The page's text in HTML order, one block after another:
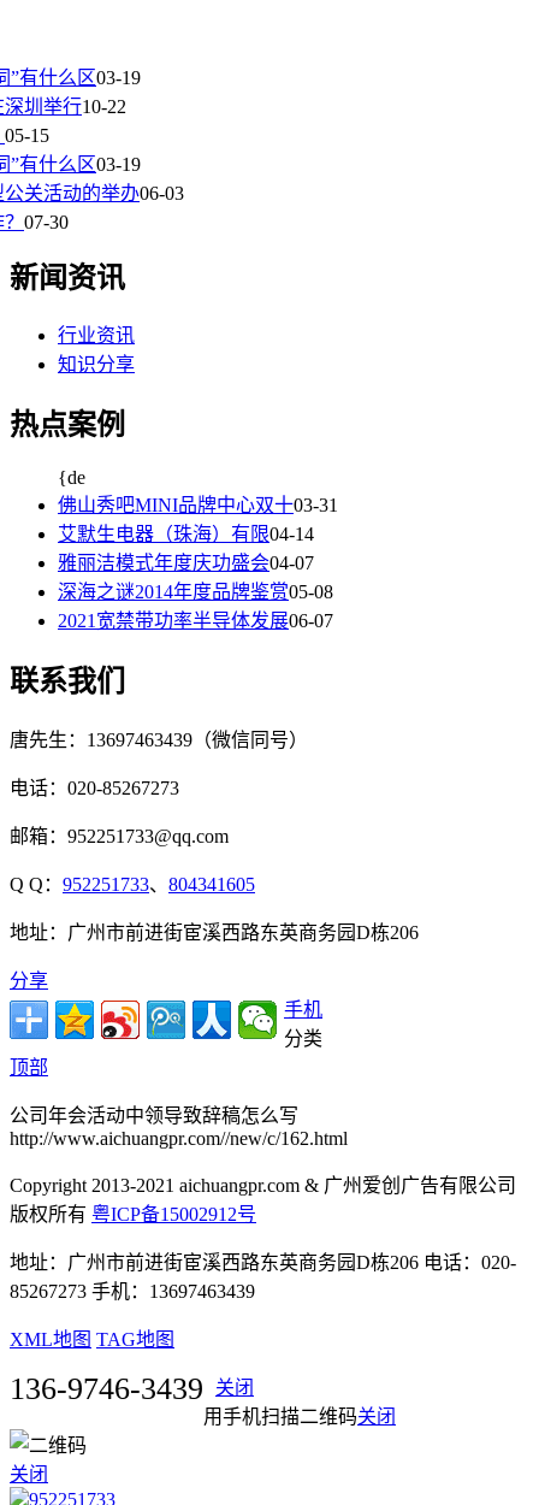
”有什么区03-19
深圳举行10-22
05-15
”有什么区03-19
关活动的举办06-03
07-30
新闻资讯
行业资讯
知识分享
热点案例
{de
佛山秀吧MINI品牌中心双十03-31
艾默生电器（珠海）有限04-14
雅丽洁模式年度庆功盛会04-07
深海之谜2014年度品牌鉴赏05-08
2021宽禁带功率半导体发展06-07
联系我们
唐先生：13697463439（微信同号）
电话：020-85267273
邮箱：952251733@qq.com
Q Q： 952251733、 804341605
地址：广州市前进街宦溪西路东英商务园D栋206
分享
手机
分类
顶部
公司年会活动中领导致辞稿怎么写
http://www.aichuangpr.com//new/c/162.html
Copyright 2013-2021 aichuangpr.com & 广州爱创广告有限公司
版权所有 粤ICP备15002912号
地址：广州市前进街宦溪西路东英商务园D栋206 电话：020-
85267273 手机：13697463439
XML地图 TAG地图
136-9746-3439
关闭
用手机扫描二维码关闭
关闭
952251733